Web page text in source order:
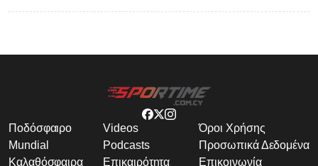
Ποδόσφαιρο
Mundial
Καλαθόσφαιρα
Videos
Podcasts
Επικαιρότητα
Όροι Χρήσης
Προσωπικά Δεδομένα
Επικοινωνία